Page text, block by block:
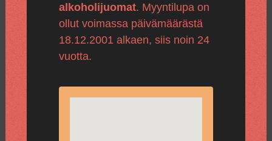
alkoholijuomat. Myyntilupa on
ollut voimassa päivämäärästä
18.12.2001 alkaen, siis noin 24
vuotta.